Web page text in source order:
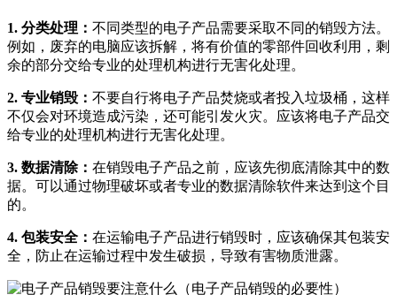
1. 分类处理： 不同类型的电子产品需要采取不同的销毁方法。
例如，废弃的电脑应该拆解，将有价值的零部件回收利用，剩
余的部分交给专业的处理机构进行无害化处理。
2. 专业销毁： 不要自行将电子产品焚烧或者投入垃圾桶，这样
不仅会对环境造成污染，还可能引发火灾。应该将电子产品交
给专业的处理机构进行无害化处理。
3. 数据清除： 在销毁电子产品之前，应该先彻底清除其中的数
据。可以通过物理破坏或者专业的数据清除软件来达到这个目
的。
4. 包装安全： 在运输电子产品进行销毁时，应该确保其包装安
全，防止在运输过程中发生破损，导致有害物质泄露。